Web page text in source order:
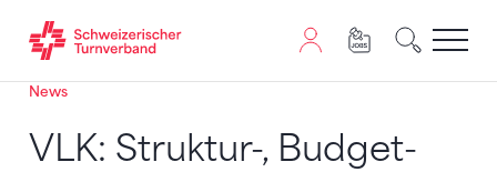
Zum Inhalt springen
Zur Sitemap navigieren
Zum Navigieren dieser Seite wird JavaScript benötigt.
News
VLK: Struktur-, Budget-